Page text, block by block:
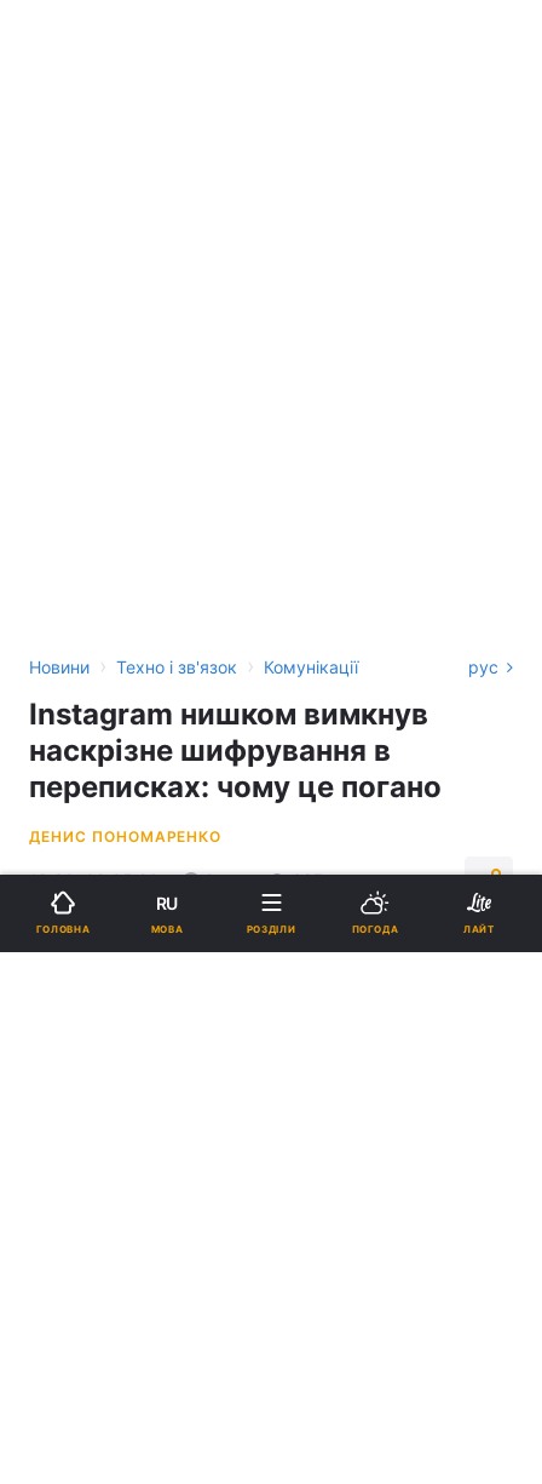
Новини › Техно і зв'язок › Комунікації рус
Instagram нишком вимкнув
наскрізне шифрування в
переписках: чому це погано
ДЕНИС ПОНОМАРЕНКО
18:30, 09.05.26 2 хв. 687
Підпишіться на нас в Google
ГОЛОВНА
RU
МОВА РОЗДІЛИ ПОГОДА ЛАЙТ